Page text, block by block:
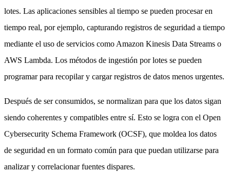
lotes. Las aplicaciones sensibles al tiempo se pueden procesar en
tiempo real, por ejemplo, capturando registros de seguridad a tiempo
mediante el uso de servicios como Amazon Kinesis Data Streams o
AWS Lambda. Los métodos de ingestión por lotes se pueden
programar para recopilar y cargar registros de datos menos urgentes.
Después de ser consumidos, se normalizan para que los datos sigan
siendo coherentes y compatibles entre sí. Esto se logra con el Open
Cybersecurity Schema Framework (OCSF), que moldea los datos
de seguridad en un formato común para que puedan utilizarse para
analizar y correlacionar fuentes dispares.